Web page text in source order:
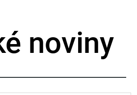
noviny